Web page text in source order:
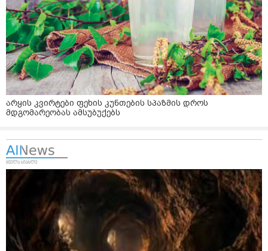
არყის კვირტები ფეხის კუნთების სპაზმის დროს
მდგომარეობას ამსუბუქებს